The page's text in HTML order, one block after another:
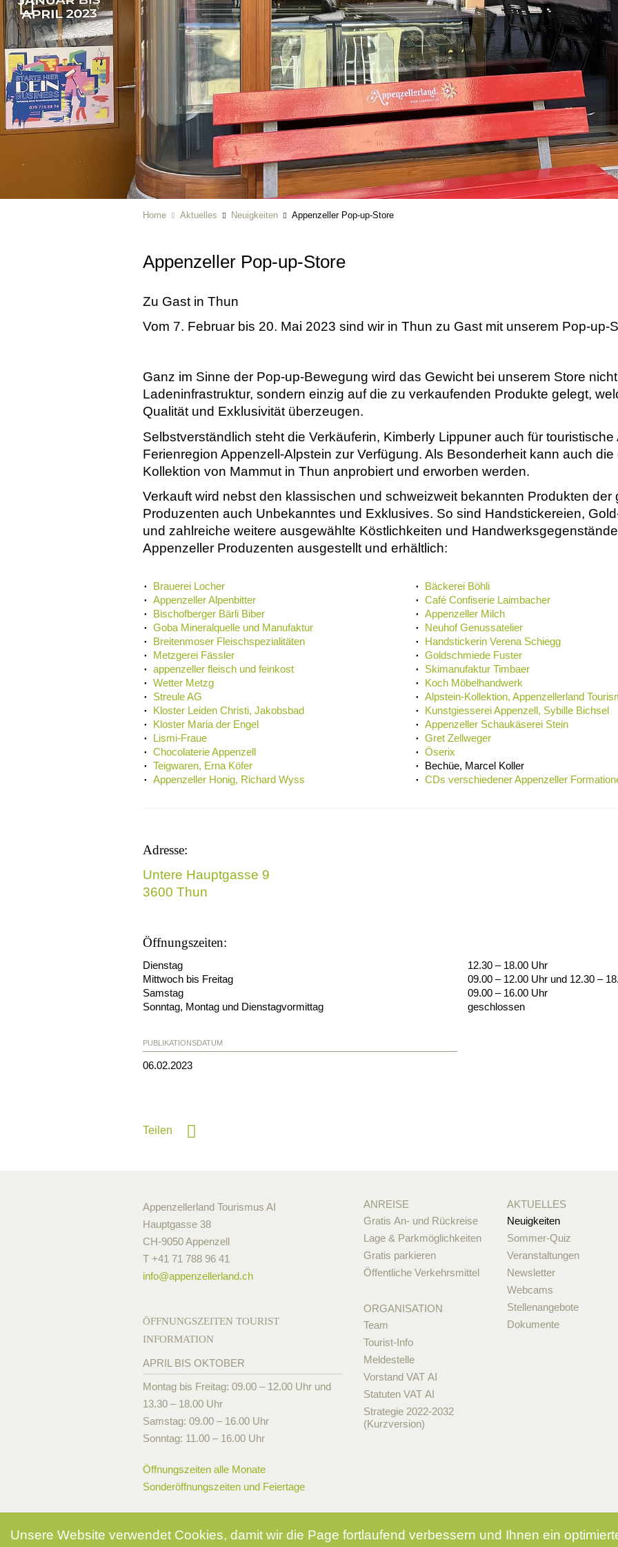
Home Aktuelles Neuigkeiten Appenzeller Pop-up-Store
Appenzeller Pop-up-Store
Zu Gast in Thun
Vom 7. Februar bis 20. Mai 2023 sind wir in Thun zu Gast mit unserem Pop-up-
Ganz im Sinne der Pop-up-Bewegung wird das Gewicht bei unserem Store
Ladeninfrastruktur, sondern einzig auf die zu verkaufenden Produkte gelegt,
Qualität und Exklusivität überzeugen.
Selbstverständlich steht die Verkäuferin, Kimberly Lippuner auch für
Ferienregion Appenzell-Alpstein zur Verfügung. Als Besonderheit kann auch
Kollektion von Mammut in Thun anprobiert und erworben werden.
Verkauft wird nebst den klassischen und schweizweit bekannten Produkten der
Produzenten auch Unbekanntes und Exklusives. So sind Handstickereien,
und zahlreiche weitere ausgewählte Köstlichkeiten und
Appenzeller Produzenten ausgestellt und erhältlich:
Brauerei Locher
Appenzeller Alpenbitter
Bischofberger Bärli Biber
Goba Mineralquelle und Manufaktur
Breitenmoser Fleischspezialitäten
Metzgerei Fässler
appenzeller fleisch und feinkost
Wetter Metzg
Streule AG
Kloster Leiden Christi, Jakobsbad
Kloster Maria der Engel
Lismi-Fraue
Chocolaterie Appenzell
Teigwaren, Erna Köfer
Appenzeller Honig, Richard Wyss
Bäckerei Böhli
Café Confiserie Laimbacher
Appenzeller Milch
Neuhof Genussatelier
Handstickerin Verena Schiegg
Goldschmiede Fuster
Skimanufaktur Timbaer
Koch Möbelhandwerk
Alpstein-Kollektion, Appenzellerland
Kunstgiesserei Appenzell, Sybille Bichsel
Appenzeller Schaukäserei Stein
Gret Zellweger
Öserix
Bechüe, Marcel Koller
CDs verschiedener Appenzeller
Adresse:
Untere Hauptgasse 9
3600 Thun
Öffnungszeiten:
Dienstag
Mittwoch bis Freitag
12.30 – 18.00 Uhr
09.00 – 12.00 Uhr und 12.30 –
Samstag
09.00 – 16.00 Uhr
Sonntag, Montag und Dienstagvormittag
geschlossen
PUBLIKATIONSDATUM
06.02.2023
Teilen
Appenzellerland Tourismus AI
Hauptgasse 38
CH-9050 Appenzell
T +41 71 788 96 41
info@appenzellerland.ch
ÖFFNUNGSZEITEN TOURIST
INFORMATION
APRIL BIS OKTOBER
Montag bis Freitag: 09.00 – 12.00 Uhr und
13.30 – 18.00 Uhr
Samstag: 09.00 – 16.00 Uhr
Sonntag: 11.00 – 16.00 Uhr
Öffnungszeiten alle Monate
Sonderöffnungszeiten und Feiertage
ANREISE
Gratis An- und Rückreise
Lage & Parkmöglichkeiten
Gratis parkieren
Öffentliche Verkehrsmittel
ORGANISATION
Team
Tourist-Info
Meldestelle
Vorstand VAT AI
Statuten VAT AI
Strategie 2022-2032
(Kurzversion)
AKTUELLES
Neuigkeiten
Sommer-Quiz
Veranstaltungen
Newsletter
Webcams
Stellenangebote
Dokumente
Unsere Website verwendet Cookies, damit wir die Page fortlaufend verbessern und Ihnen ein